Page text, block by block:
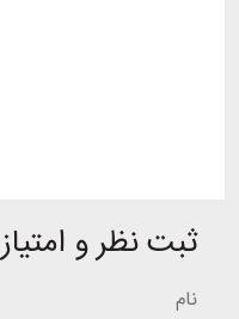
ثبت نظر و امتیاز
نام